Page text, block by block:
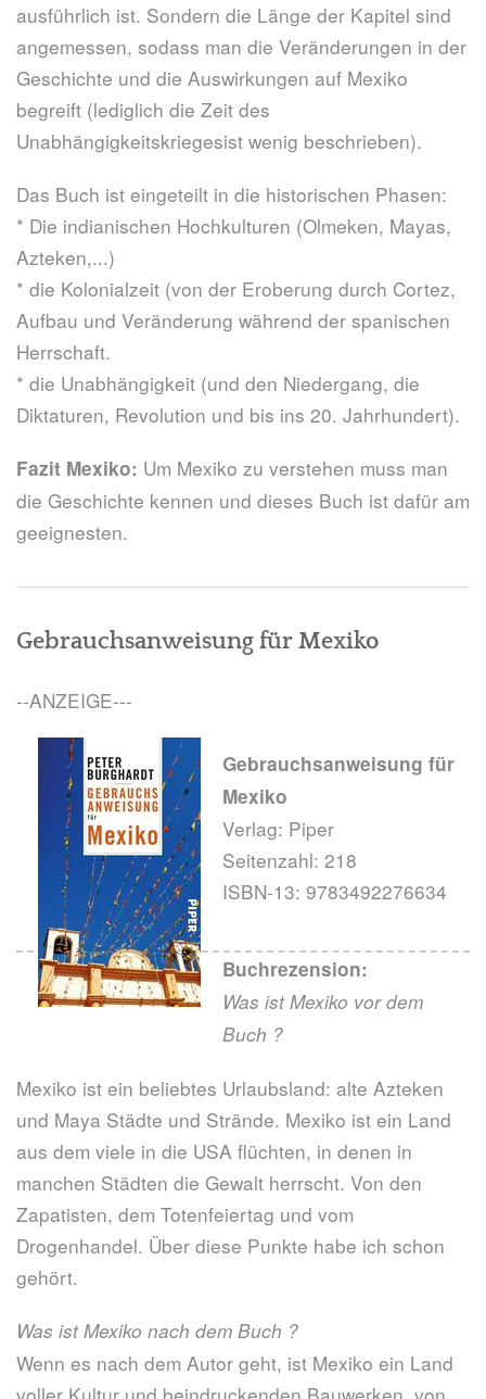
ausführlich ist. Sondern die Länge der Kapitel sind
angemessen, sodass man die Veränderungen in der
Geschichte und die Auswirkungen auf Mexiko
begreift (lediglich die Zeit des
Unabhängigkeitskriegesist wenig beschrieben).
Das Buch ist eingeteilt in die historischen Phasen:
* Die indianischen Hochkulturen (Olmeken, Mayas,
Azteken,...)
* die Kolonialzeit (von der Eroberung durch Cortez,
Aufbau und Veränderung während der spanischen
Herrschaft.
* die Unabhängigkeit (und den Niedergang, die
Diktaturen, Revolution und bis ins 20. Jahrhundert).
Fazit Mexiko: Um Mexiko zu verstehen muss man
die Geschichte kennen und dieses Buch ist dafür am
geeignesten.
Gebrauchsanweisung für Mexiko
--ANZEIGE---
Gebrauchsanweisung für
Mexiko
Verlag: Piper
Seitenzahl: 218
ISBN-13: 9783492276634
Buchrezension:
Was ist Mexiko vor dem
Buch ?
Mexiko ist ein beliebtes Urlaubsland: alte Azteken
und Maya Städte und Strände. Mexiko ist ein Land
aus dem viele in die USA flüchten, in denen in
manchen Städten die Gewalt herrscht. Von den
Zapatisten, dem Totenfeiertag und vom
Drogenhandel. Über diese Punkte habe ich schon
gehört.
Was ist Mexiko nach dem Buch ?
Wenn es nach dem Autor geht, ist Mexiko ein Land